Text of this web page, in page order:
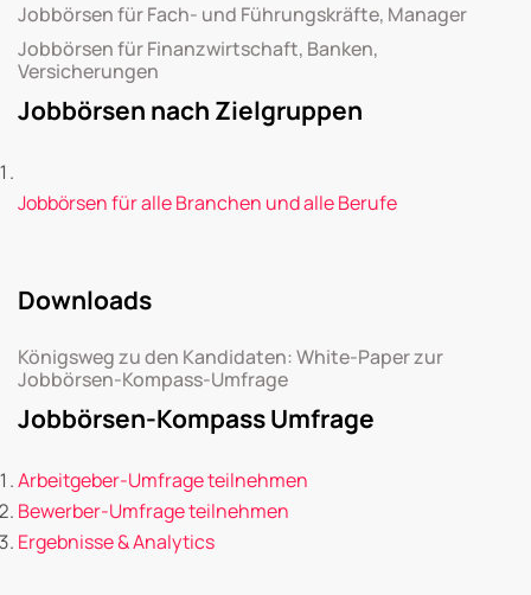
Jobbörsen für Fach- und Führungskräfte, Manager
Jobbörsen für Finanzwirtschaft, Banken,
Versicherungen
Jobbörsen nach Zielgruppen
Jobbörsen für alle Branchen und alle Berufe
Downloads
Königsweg zu den Kandidaten: White-Paper zur
Jobbörsen-Kompass-Umfrage
Jobbörsen-Kompass Umfrage
Arbeitgeber-Umfrage teilnehmen
Bewerber-Umfrage teilnehmen
Ergebnisse & Analytics